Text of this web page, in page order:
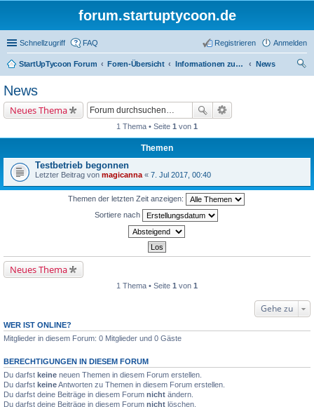
forum.startuptycoon.de
Schnellzugriff FAQ Anmelden
Registrieren
StartUpTycoon Forum Foren-Übersicht Informationen zum Spiel
News
News
Neues Thema
1 Thema • Seite 1 von 1
Themen
Testbetrieb begonnen
Letzter Beitrag von magicanna « 7. Jul 2017, 00:40
Themen der letzten Zeit anzeigen:
Sortiere nach
Neues Thema
1 Thema • Seite 1 von 1
Gehe zu
WER IST ONLINE?
Mitglieder in diesem Forum: 0 Mitglieder und 0 Gäste
BERECHTIGUNGEN IN DIESEM FORUM
Du darfst keine neuen Themen in diesem Forum erstellen.
Du darfst keineAntworten zu Themen in diesem Forum erstellen.
Du darfst deine Beiträge in diesem Forum nicht ändern.
Du darfst deine Beiträge in diesem Forum nicht löschen.